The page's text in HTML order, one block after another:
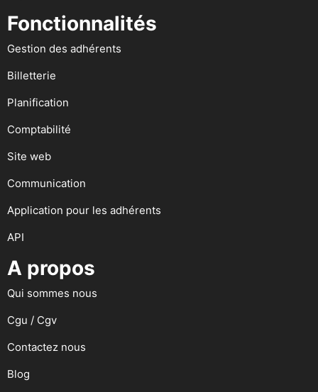
Fonctionnalités
Gestion des adhérents
Billetterie
Planification
Comptabilité
Site web
Communication
Application pour les adhérents
API
A propos
Qui sommes nous
Cgu / Cgv
Contactez nous
Blog